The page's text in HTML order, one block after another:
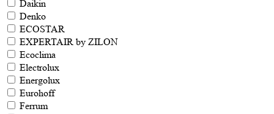
Daikin
Denko
ECOSTAR
EXPERTAIR by ZILON
Ecoclima
Electrolux
Energolux
Eurohoff
Ferrum